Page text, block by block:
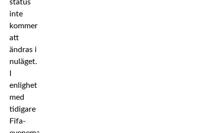
status
inte
kommer
att
ändras i
nuläget.
enlighet
med
tidigare
Fifa-